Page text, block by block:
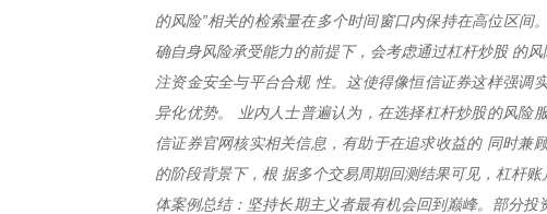
的风险”相关的检索量在多个时间窗口内保持在高位区
确自身风险承受能力的前提下，会考虑通过杠杆炒股 的
注资金安全与平台合规 性。这使得像恒信证券这样强调
异化优势。 业内人士普遍认为，在选择杠杆炒股的风险
信证券官网核实相关信息，有助于在追求收益的 同时兼
的阶段背景下，根 据多个交易周期回测结果可见，杠杆
体案例总结：坚持长期主义者最有机会回到巅峰。部分